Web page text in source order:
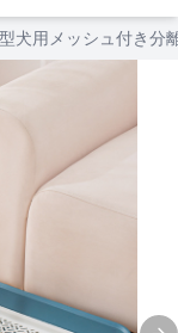
犬用メッシュ付き分